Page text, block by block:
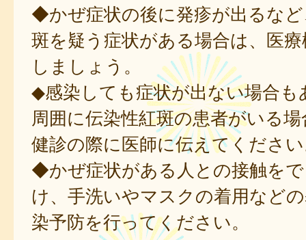
◆かぜ症状の後に発疹が出るな
斑を疑う症状がある場合は、医
しましょう。
◆感染しても症状が出ない場合も
周囲に伝染性紅斑の患者がいる
健診の際に医師に伝えてくださ
◆かぜ症状がある人との接触を
け、手洗いやマスクの着用など
染予防を行ってください。